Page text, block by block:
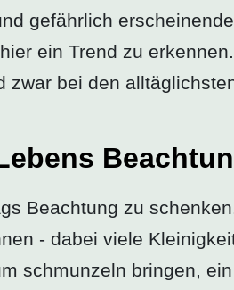
gefährlich
ein Trend zu
zwar bei den
Beachtung zu
- dabei viele
schmunzeln bringen,